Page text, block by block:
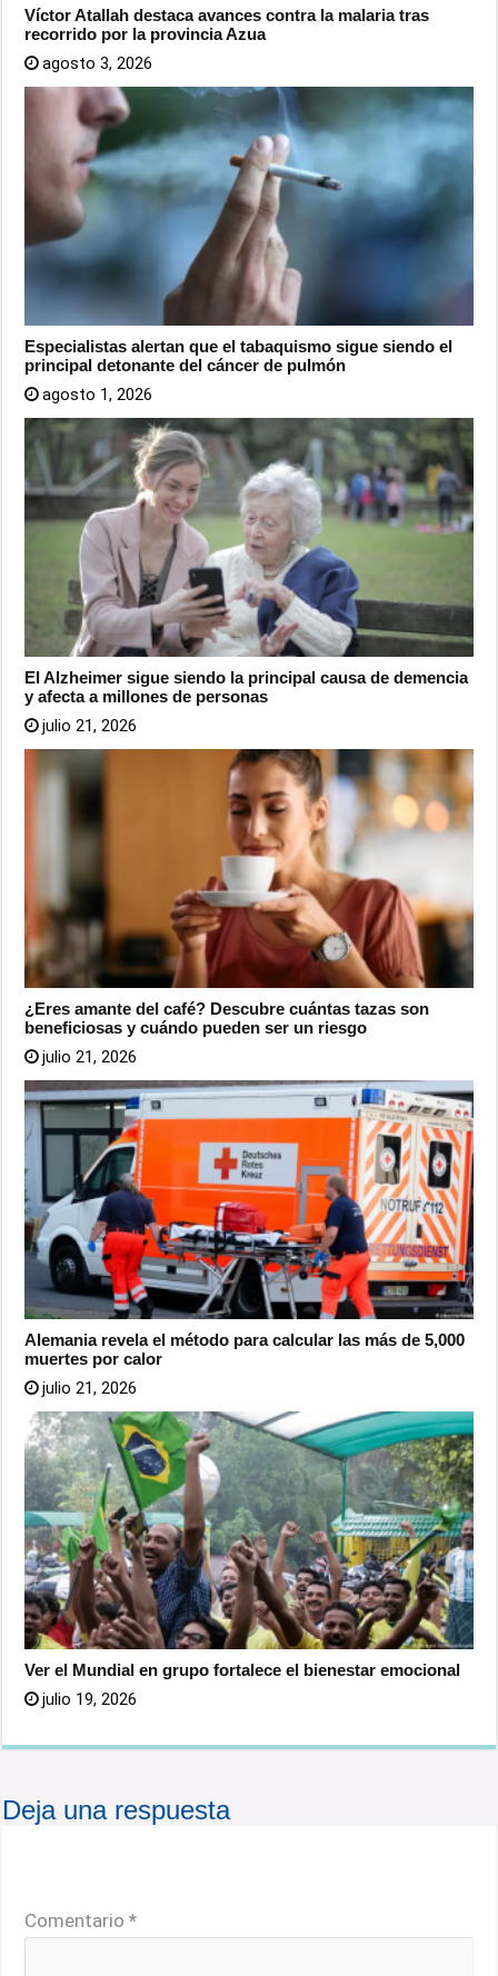
Víctor Atallah destaca avances contra la malaria tras
recorrido por la provincia Azua
agosto 3, 2026
Especialistas alertan que el tabaquismo sigue siendo el
principal detonante del cáncer de pulmón
agosto 1, 2026
El Alzheimer sigue siendo la principal causa de demencia
y afecta a millones de personas
julio 21, 2026
¿Eres amante del café? Descubre cuántas tazas son
beneficiosas y cuándo pueden ser un riesgo
julio 21, 2026
Alemania revela el método para calcular las más de 5,000
muertes por calor
julio 21, 2026
Ver el Mundial en grupo fortalece el bienestar emocional
julio 19, 2026
Deja una respuesta
Comentario*